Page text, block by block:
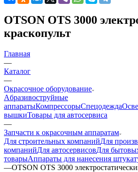
OTSON OTS 3000
краскопульт
Главная
—
Каталог
—
Окрасочное оборудование
Aбразивоструйные
аппаратыКомпрессорыСпецодежда
вышкиТовары для автосервиса
—
Запчасти к окрасочным аппаратам
Для строительных компанийДля
компанийДля автосервисовДля
товарыАппараты для нанесения
—OTSON OTS 3000